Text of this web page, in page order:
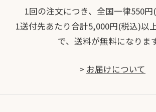
1回の注文につき、全国一律550円(
1送付先あたり合計5,000円(税込)以
で、送料が無料になります
> お届けについて